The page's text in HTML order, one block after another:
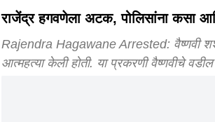
राजेंद्र हगवणेला अटक, पोलिसांना कसा
Rajendra Hagawane Arrested: वैष्णवी
आत्महत्या केली होती. या प्रकरणी वैष्णवीचे वडील